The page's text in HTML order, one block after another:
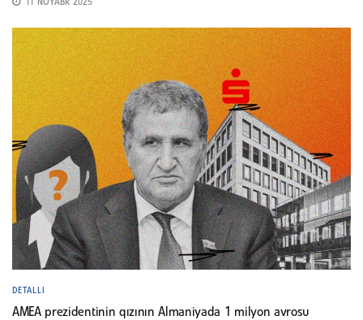
11 NOYABR 2025
DETALLI
AMEA prezidentinin qızının Almaniyada 1 milyon avrosu